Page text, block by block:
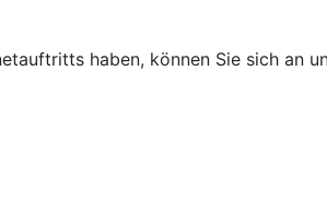
haben, können Sie sich an